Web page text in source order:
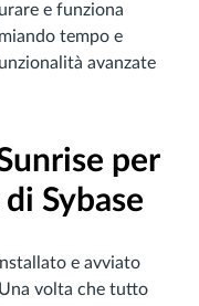
e funziona
tempo e
avanzate
per
Sybase
e avviato
volta che tutto